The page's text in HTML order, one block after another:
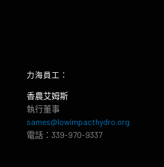
力海員工：
香農艾姆斯
執行董事
sames@lowimpacthydro.org
電話：339-970-9337